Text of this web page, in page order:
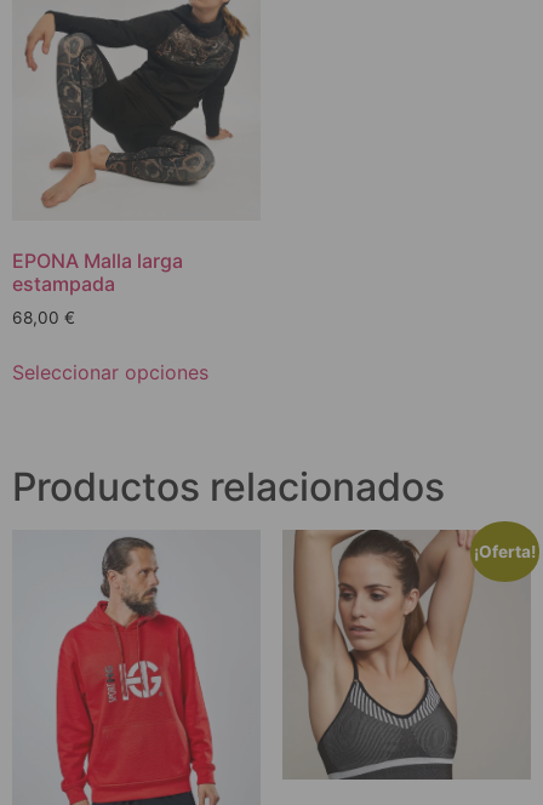
EPONA Malla larga
estampada
68,00 €
Seleccionar opciones
Productos relacionados
¡Oferta!